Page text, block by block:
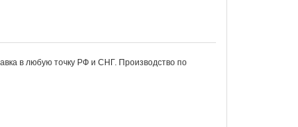
в любую точку РФ и СНГ. Производство по